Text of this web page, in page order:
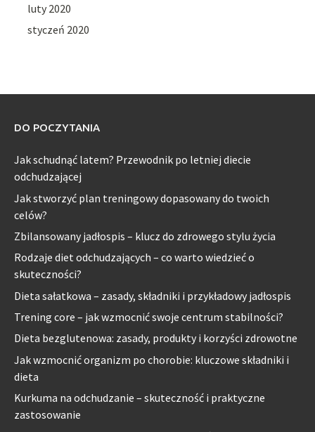
luty 2020
styczeń 2020
DO POCZYTANIA
Jak schudnąć latem? Przewodnik po letniej diecie
odchudzającej
Jak stworzyć plan treningowy dopasowany do twoich
celów?
Zbilansowany jadłospis – klucz do zdrowego stylu życia
Rodzaje diet odchudzających – co warto wiedzieć o
skuteczności?
Dieta sałatkowa – zasady, składniki i przykładowy jadłospis
Trening core – jak wzmocnić swoje centrum stabilności?
Dieta bezglutenowa: zasady, produkty i korzyści zdrowotne
Jak wzmocnić organizm po chorobie: kluczowe składniki i
dieta
Kurkuma na odchudzanie – skuteczność i praktyczne
zastosowanie